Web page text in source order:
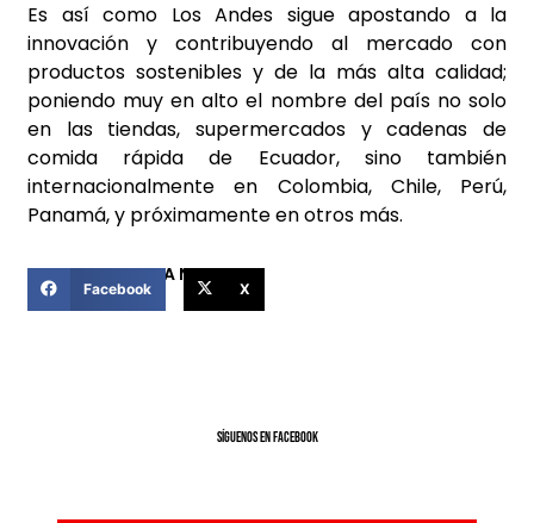
Es así como Los Andes sigue apostando a la
innovación y contribuyendo al mercado con
productos sostenibles y de la más alta calidad;
poniendo muy en alto el nombre del país no solo
en las tiendas, supermercados y cadenas de
comida rápida de Ecuador, sino también
internacionalmente en Colombia, Chile, Perú,
Panamá, y próximamente en otros más.
COMPARTIR ESTA NOTICIA
Facebook X
SíGUENOS EN FACEBOOK